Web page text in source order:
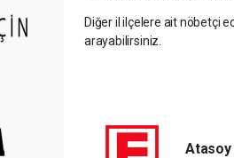
Diğer il ilçelere ait nöbetçi
arayabilirsiniz.
Atasoy